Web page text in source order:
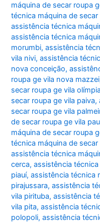
máquina de secar roupa
técnica máquina de
assistência técnica
assistência técnica
morumbi,assistência
vila nivi,assistência
nova conceição,
roupa ge vila nova mazzei
secar roupa ge vila olímpia
secar roupa ge vila paiva,
secar roupa ge vila
de secar roupa ge vila
máquina de secar roupa
técnica máquina de
assistência técnica
cerca,assistência
piauí,assistência técnica
pirajussara,assistência
vila pirituba,assistência
vila pita,assistência
polopoli,assistência